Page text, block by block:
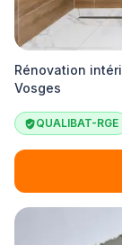
Rénovation
Vosges
QUALIBAT-RGE